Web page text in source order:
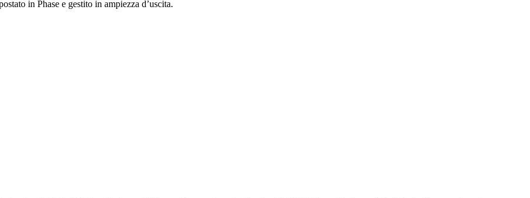
in Phase e gestito in ampiezza d’uscita.